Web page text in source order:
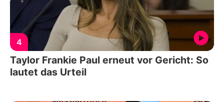
4
Taylor Frankie Paul erneut vor Gericht: So
lautet das Urteil